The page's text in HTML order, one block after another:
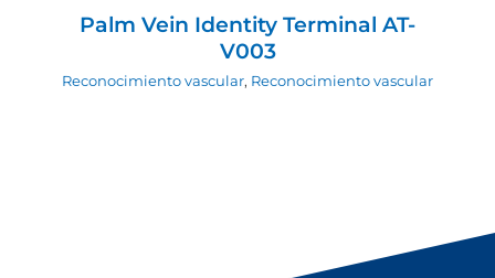
Palm Vein Identity Terminal AT-
V003
Reconocimiento vascular, Reconocimiento vascular